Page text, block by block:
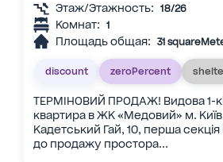
Этаж/Этажность: 18/26
Комнат: 1
Площадь общая: 31
discount zeroPercent
ТЕРМІНОВИЙ ПРОДАЖ! Видова 1-
квартира в ЖК «Медовий» м.
Кадетський Гай, 10, перша
до продажу простора...